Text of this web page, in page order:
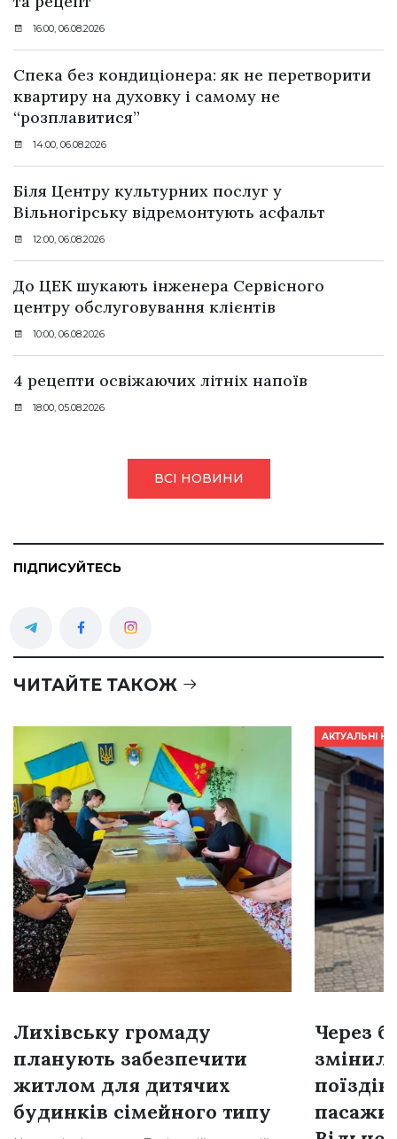
16:00, 06.08.2026
Спека без кондиціонера: як не перетворити
квартиру на духовку і самому не
“розплавитися”
14:00, 06.08.2026
Біля Центру культурних послуг у
Вільногірську відремонтують асфальт
12:00, 06.08.2026
До ЦЕК шукають інженера Сервісного
центру обслуговування клієнтів
10:00, 06.08.2026
4 рецепти освіжаючих літніх напоїв
18:00, 05.08.2026
ВСІ НОВИНИ
ПІДПИСУЙТЕСЬ
ЧИТАЙТЕ ТАКОЖ
Лихівську громаду
планують забезпечити
житлом для дитячих
будинків сімейного типу
АКТУАЛЬНІ
Через